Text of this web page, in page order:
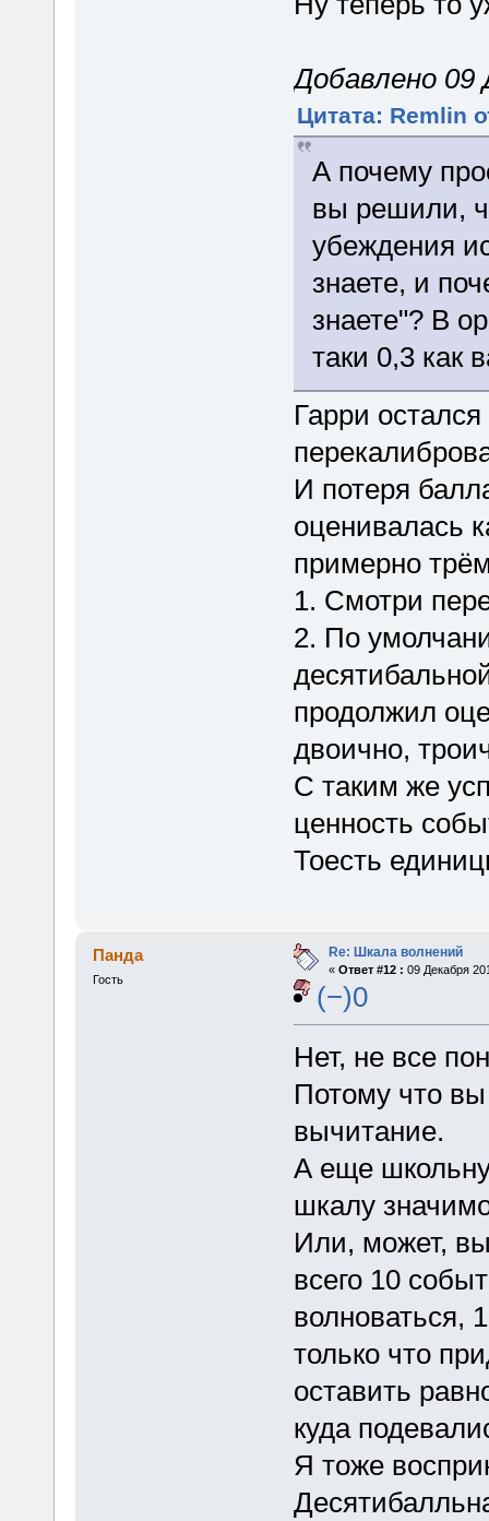
Добавлено 09
Цитата: Remlin
А почему
вы решили,
убеждения
знаете, и
знаете"? В
таки 0,3 как
Гарри
И потеря
оценивалась
примерно
1. Смотри
2. По
продолжил
двоично,
С таким же
ценность
Тоесть
Панда
Гость
Re: Шкала волнений
« Ответ #12 : 09 Декабря
(−)0
Нет, не все
Потому что
вычитание.
А еще
шкалу
Или, может, вы
всего 10
волноваться,
только что
оставить
куда
Я тоже